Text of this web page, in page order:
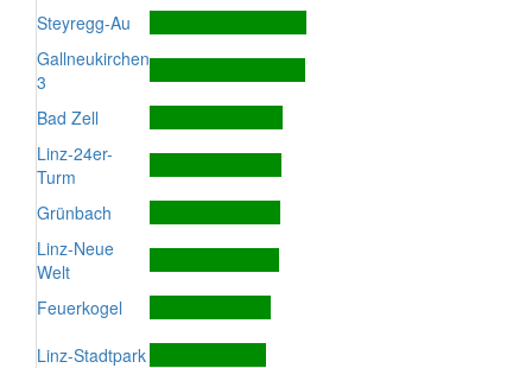
Steyregg-Au
Gallneukirchen
3
Bad Zell
Linz-24er-
Turm
Grünbach
Linz-Neue
Welt
Feuerkogel
Linz-Stadtpark